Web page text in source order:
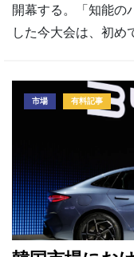
開幕する。「知能の
した今大会は、初め
市場 有料記事